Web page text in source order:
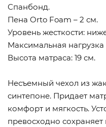
Спанбонд.
Пена Orto Foam – 2 см.
Уровень жесткости:
Максимальная нагрузка
Высота матраса: 19 см.
Несъемный чехол из
синтепоне. Придает
комфорт и мягкость.
превосходно